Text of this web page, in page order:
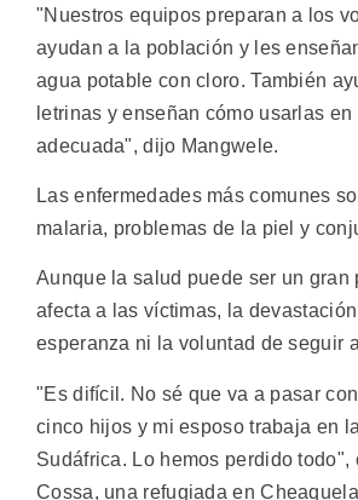
"Nuestros equipos preparan a los
ayudan a la población y les
agua potable con cloro. También
letrinas y enseñan cómo usarlas en
adecuada", dijo Mangwele.
Las enfermedades más comunes
malaria, problemas de la piel y
Aunque la salud puede ser un gran
afecta a las víctimas, la
esperanza ni la voluntad de seguir
"Es difícil. No sé que va a pasar
cinco hijos y mi esposo trabaja en
Sudáfrica. Lo hemos perdido todo",
Cossa, una refugiada en